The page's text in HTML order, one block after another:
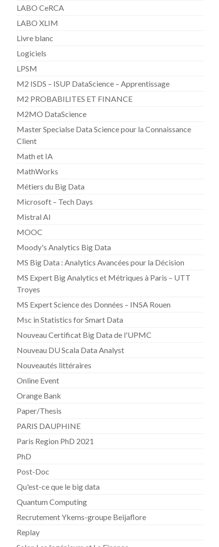
LABO CeRCA
LABO XLIM
Livre blanc
Logiciels
LPSM
M2 ISDS – ISUP DataScience – Apprentissage
M2 PROBABILITES ET FINANCE
M2MO DataScience
Master Specialse Data Science pour la Connaissance
Client
Math et IA
MathWorks
Métiers du Big Data
Microsoft – Tech Days
Mistral AI
MOOC
Moody's Analytics Big Data
MS Big Data : Analytics Avancées pour la Décision
MS Expert Big Analytics et Métriques à Paris – UTT
Troyes
MS Expert Science des Données – INSA Rouen
Msc in Statistics for Smart Data
Nouveau Certificat Big Data de l'UPMC
Nouveau DU Scala Data Analyst
Nouveautés littéraires
Online Event
Orange Bank
Paper/Thesis
PARIS DAUPHINE
Paris Region PhD 2021
PhD
Post-Doc
Qu'est-ce que le big data
Quantum Computing
Recrutement Ykems-groupe Beijaflore
Replay